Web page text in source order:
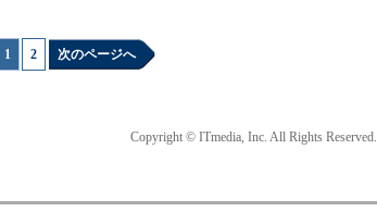
1 2 次のページへ
Copyright © ITmedia, Inc. All Rights Reserved.